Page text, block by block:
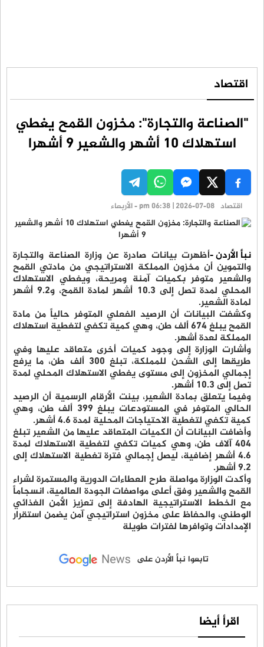
اقتصاد
"الصناعة والتجارة": مخزون القمح يغطي
استهلاك 10 أشهر والشعير 9 أشهرا
اقتصاد pm 06:38 | 2026-07-08 - الأربعاء
نبأ الأردن -أظهرت بيانات صادرة عن وزارة الصناعة والتجارة
والتموين أن مخزون المملكة الاستراتيجي من مادتي القمح
والشعير متوفر بكميات آمنة ومريحة، ويغطي الاستهلاك
المحلي لمدة تصل إلى 10.3 أشهر لمادة القمح، و9.2 أشهر
لمادة الشعير.
وكشفت البيانات أن الرصيد الفعلي المتوفر حالياً من مادة
القمح يبلغ 674 ألف طن، وهي كمية تكفي لتغطية استهلاك
المملكة لعدة أشهر.
وأشارت الوزارة إلى وجود كميات أخرى متعاقد عليها وفي
طريقها إلى الشحن للمملكة، تبلغ 300 ألف طن، ما يرفع
إجمالي المخزون إلى مستوى يغطي الاستهلاك المحلي لمدة
تصل إلى 10.3 أشهر.
وفيما يتعلق بمادة الشعير، بينت الأرقام الرسمية أن الرصيد
الحالي المتوفر في المستودعات يبلغ 399 ألف طن، وهي
كمية تكفي لتغطية الاحتياجات المحلية لمدة 4.6 أشهر.
وأضافت البيانات أن الكميات المتعاقد عليها من الشعير تبلغ
404 آلاف طن، وهي كميات تكفي لتغطية الاستهلاك لمدة
4.6 أشهر إضافية، ليصل إجمالي فترة تغطية الاستهلاك إلى
9.2 أشهر.
وأكدت الوزارة مواصلة طرح العطاءات الدورية والمستمرة لشراء
القمح والشعير وفق أعلى مواصفات الجودة العالمية، انسجاماً
مع الخطط الاستراتيجية الهادفة إلى تعزيز الأمن الغذائي
الوطني، والحفاظ على مخزون استراتيجي آمن يضمن استقرار
الإمدادات وتوافرها لفترات طويلة
تابعوا نبأ الأردن على
اقرأ أيضا